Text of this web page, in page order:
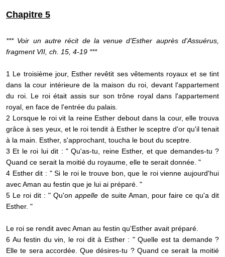
Chapitre 5
*** Voir un autre récit de la venue d'Esther auprès d'Assuérus,
fragment VII, ch. 15, 4-19 ***
1 Le troisième jour, Esther revêtit ses vêtements royaux et se tint
dans la cour intérieure de la maison du roi, devant l'appartement
du roi. Le roi était assis sur son trône royal dans l'appartement
royal, en face de l'entrée du palais.
2 Lorsque le roi vit la reine Esther debout dans la cour, elle trouva
grâce à ses yeux, et le roi tendit à Esther le sceptre d'or qu'il tenait
à la main. Esther, s'approchant, toucha le bout du sceptre.
3 Et le roi lui dit : " Qu'as-tu, reine Esther, et que demandes-tu ?
Quand ce serait la moitié du royaume, elle te serait donnée. "
4 Esther dit : " Si le roi le trouve bon, que le roi vienne aujourd'hui
avec Aman au festin que je lui ai préparé. "
5 Le roi dit : " Qu'onappelle de suite Aman, pour faire ce qu'a dit
Esther. "
Le roi se rendit avec Aman au festin qu'Esther avait préparé.
6 Au festin du vin, le roi dit à Esther : " Quelle est ta demande ?
Elle te sera accordée. Que désires-tu ? Quand ce serait la moitié